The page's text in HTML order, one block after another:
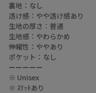
裏地：なし
透け感：やや透け感あり
生地の厚さ：普通
生地感：やわらかめ
伸縮性：ややあり
ポケット：なし
ーーーーー
※ Unisex
※ ｽﾘｯﾄあり